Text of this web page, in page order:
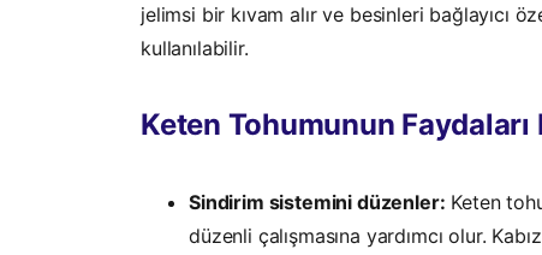
jelimsi bir kıvam alır ve besinleri bağlayıcı
kullanılabilir.
Keten Tohumunun Faydaları
Sindirim sistemini düzenler: Keten
düzenli çalışmasına yardımcı olur.